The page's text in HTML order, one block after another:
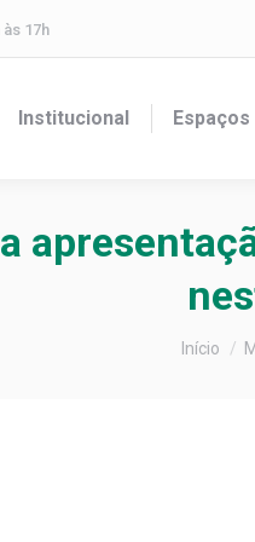
17h
Institucional Espaços
Você
Início